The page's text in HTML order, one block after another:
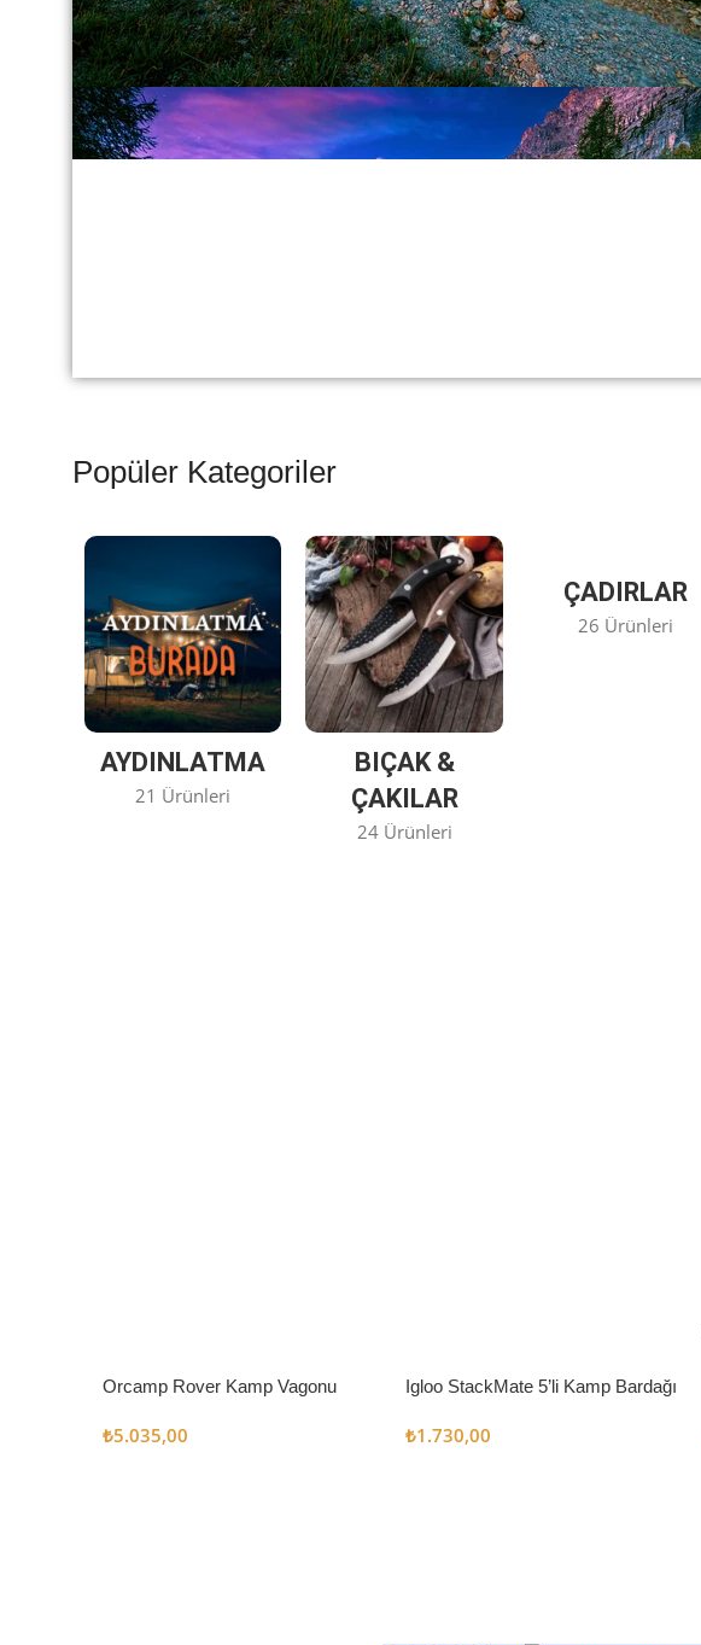
Popüler Kategoriler
AYDINLATMA
21 Ürünleri
BIÇAK &
ÇAKILAR
24 Ürünleri
ÇADIRLAR
26 Ürünleri
Orcamp Rover Kamp Vagonu
₺5.035,00
Igloo StackMate 5’li Kamp Bardağı
₺1.730,00